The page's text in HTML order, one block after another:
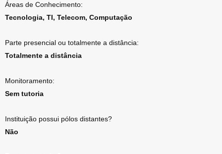
Áreas de Conhecimento:
Tecnologia, TI, Telecom, Computação
Parte presencial ou totalmente a distância:
Totalmente a distância
Monitoramento:
Sem tutoria
Instituição possui pólos distantes?
Não